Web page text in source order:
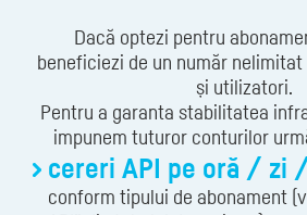
Dacă optezi pentru
beneficiezi de un număr
și utilizatori.
Pentru a garanta stabilitatea
impunem tuturor conturilor
cereri API pe oră / zi
conform tipului de abonament